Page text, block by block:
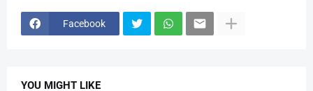
Facebook
YOU MIGHT LIKE